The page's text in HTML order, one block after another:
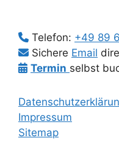
Telefon: +49 89
Sichere Email
Termin selbst
Impressum
Sitemap